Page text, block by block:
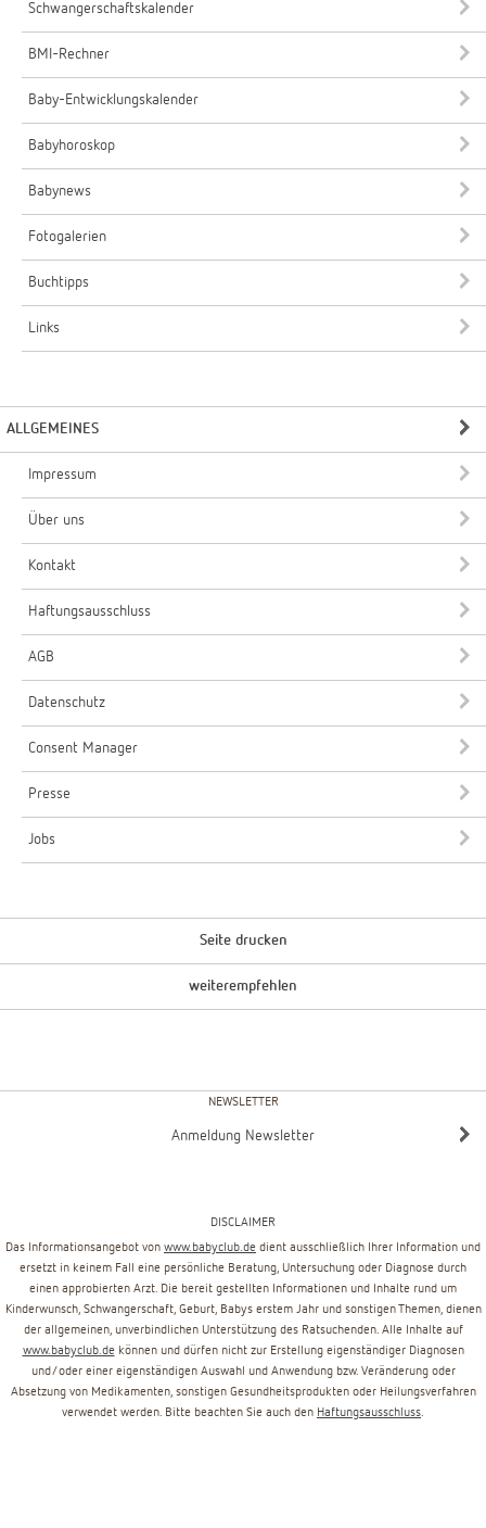
Schwangerschaftskalender
BMI-Rechner
Baby-Entwicklungskalender
Babyhoroskop
Babynews
Fotogalerien
Buchtipps
Links
ALLGEMEINES
Impressum
Über uns
Kontakt
Haftungsausschluss
AGB
Datenschutz
Consent Manager
Presse
Jobs
Seite drucken
weiterempfehlen
NEWSLETTER
Anmeldung Newsletter
DISCLAIMER
Das Informationsangebot von www.babyclub.de dient ausschließlich Ihrer Information und
ersetzt in keinem Fall eine persönliche Beratung, Untersuchung oder Diagnose durch
einen approbierten Arzt. Die bereit gestellten Informationen und Inhalte rund um
Kinderwunsch, Schwangerschaft, Geburt, Babys erstem Jahr und sonstigen Themen, dienen
der allgemeinen, unverbindlichen Unterstützung des Ratsuchenden. Alle Inhalte auf
www.babyclub.de können und dürfen nicht zur Erstellung eigenständiger Diagnosen
und/oder einer eigenständigen Auswahl und Anwendung bzw. Veränderung oder
Absetzung von Medikamenten, sonstigen Gesundheitsprodukten oder Heilungsverfahren
verwendet werden. Bitte beachten Sie auch den Haftungsausschluss.